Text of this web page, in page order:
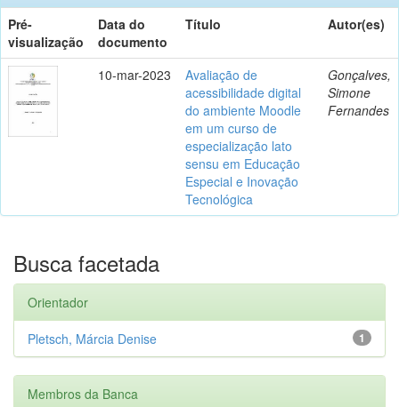
Pré-
visualização
Data do
documento
Título Autor(es)
10-mar-2023
Avaliação de
acessibilidade digital
do ambiente Moodle
em um curso de
especialização lato
sensu em Educação
Especial e Inovação
Tecnológica
Gonçalves,
Simone
Fernandes
Busca facetada
Orientador
1
Pletsch, Márcia Denise
Membros da Banca